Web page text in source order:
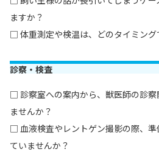
ますか？
□ 体重測定や検温は、どのタイミング
診察・検査
□ 診察室への案内から、獣医師の診察
ませんか？
□ 血液検査やレントゲン撮影の際、
ていませんか？